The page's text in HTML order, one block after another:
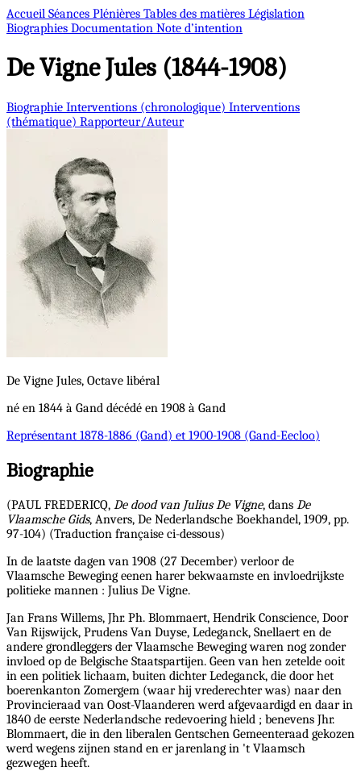
Accueil Séances Plénières Tables des matières Législation
Biographies Documentation Note d’intention
De VigneJules (1844-1908)
Biographie Interventions (chronologique) Interventions
(thématique) Rapporteur/Auteur
De Vigne Jules, Octave libéral
né en 1844 à Gand décédé en 1908 à Gand
Représentant 1878-1886 (Gand) et 1900-1908 (Gand-Eecloo)
Biographie
(PAUL FREDERICQ, De dood van Julius De Vigne, dans De
Vlaamsche Gids, Anvers, De Nederlandsche Boekhandel, 1909, pp.
97-104) (Traduction française ci-dessous)
In de laatste dagen van 1908 (27 December) verloor de
Vlaamsche Beweging eenen harer bekwaamste en invloedrijkste
politieke mannen : Julius De Vigne.
Jan Frans Willems, Jhr. Ph. Blommaert, Hendrik Conscience, Door
Van Rijswijck, Prudens Van Duyse, Ledeganck, Snellaert en de
andere grondleggers der Vlaamsche Beweging waren nog zonder
invloed op de Belgische Staatspartijen. Geen van hen zetelde ooit
in een politiek lichaam, buiten dichter Ledeganck, die door het
boerenkanton Zomergem (waar hij vrederechter was) naar den
Provincieraad van Oost-Vlaanderen werd afgevaardigd en daar in
1840 de eerste Nederlandsche redevoering hield ; benevens Jhr.
Blommaert, die in den liberalen Gentschen Gemeenteraad gekozen
werd wegens zijnen stand en er jarenlang in 't Vlaamsch
gezwegen heeft.